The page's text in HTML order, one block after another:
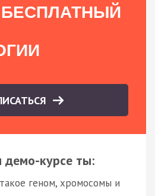
БЕСПЛАТНЫЙ
демо-курсе ты:
геном, хромосомы и